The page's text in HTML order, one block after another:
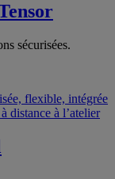
sécurisées.
flexible, intégrée
distance à l’atelier